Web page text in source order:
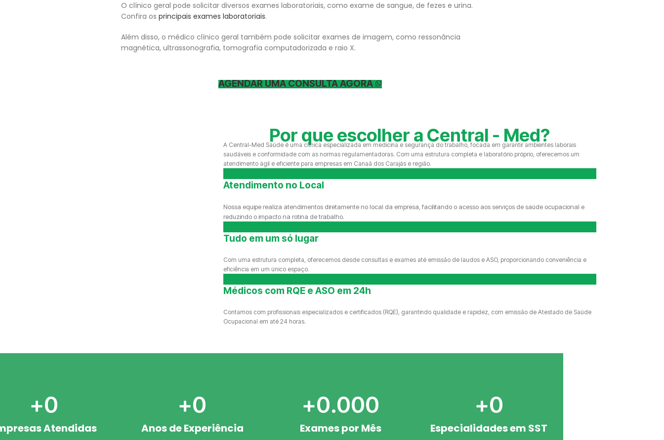
O clínico geral pode solicitar diversos exames laboratoriais, como exame de sangue, de fezes e urina.
Confira osprincipais exames laboratoriais.
Além disso, o médico clínico geral também pode solicitar exames de imagem, como ressonância
magnética, ultrassonografia, tomografia computadorizada e raio X.
AGENDAR UMA CONSULTA AGORA
Por que escolher a Central - Med?
A Central-Med Saúde é uma clínica especializada em medicina e segurança do trabalho, focada em garantir ambientes laborais
saudáveis e conformidade com as normas regulamentadoras. Com uma estrutura completa e laboratório próprio, oferecemos um
atendimento ágil e eficiente para empresas em Canaã dos Carajás e região.
Atendimento no Local
Nossa equipe realiza atendimentos diretamente no local da empresa, facilitando o acesso aos serviços de saúde ocupacional e
reduzindo o impacto na rotina de trabalho.
Tudo em um só lugar
Com uma estrutura completa, oferecemos desde consultas e exames até emissão de laudos e ASO, proporcionando conveniência e
eficiência em um único espaço.
Médicos com RQE e ASO em 24h
Contamos com profissionais especializados e certificados (RQE), garantindo qualidade e rapidez, com emissão de Atestado de Saúde
Ocupacional em até 24 horas.
Atendidas
+0
Anos de Experiência
+0
Exames por Mês
+0.000
Especialidades em SST
+0